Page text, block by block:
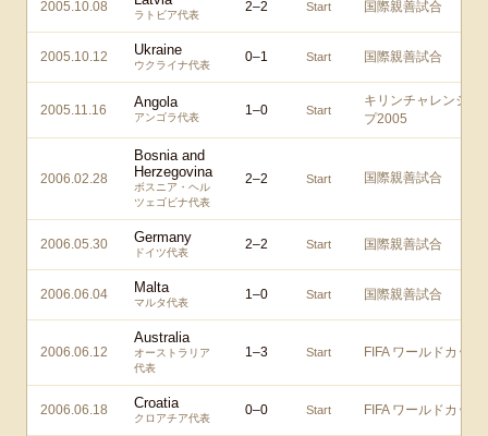
2005.10.08
ラトビア代表
2–2 Start 国際親善試合
2005.10.12 Ukraine
ウクライナ代表
0–1 Start 国際親善試合
2005.11.16 Angola
アンゴラ代表 1–0 Start
キリンチャレンジカ
プ2005
2006.02.28
Bosnia and
Herzegovina
ボスニア・ヘル
ツェゴビナ代表
2–2 Start 国際親善試合
2006.05.30 Germany
ドイツ代表
2–2 Start 国際親善試合
2006.06.04 Malta
マルタ代表
1–0 Start 国際親善試合
2006.06.12
Australia
オーストラリア
代表
1–3 Start FIFA ワールドカップ
2006.06.18 Croatia
クロアチア代表
0–0 Start FIFA ワールドカップ